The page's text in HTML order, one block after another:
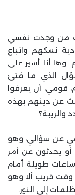
من وجدت نفسي
نسكهم واتباع
وها أنا أسير على
الذي ما فتئ
قومي، أن يعرفوا
عن دينهم بهذه
والريبة؟
عن سؤالي، وهو
يحدثون عن أمر
طويلة أمام
وقت قريب ألا وهو
إلى النور.